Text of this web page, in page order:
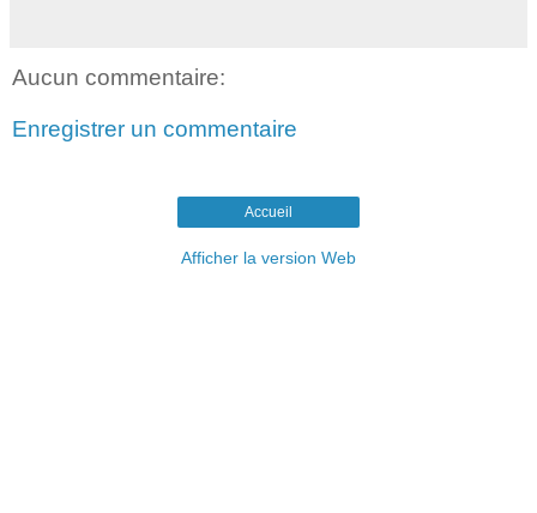
Aucun commentaire:
Enregistrer un commentaire
Accueil
Afficher la version Web